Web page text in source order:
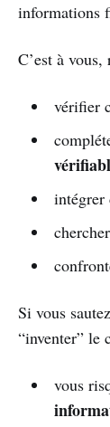
informations
C’est à
vérifier
intégrer
Si vous
“inventer” le
vous